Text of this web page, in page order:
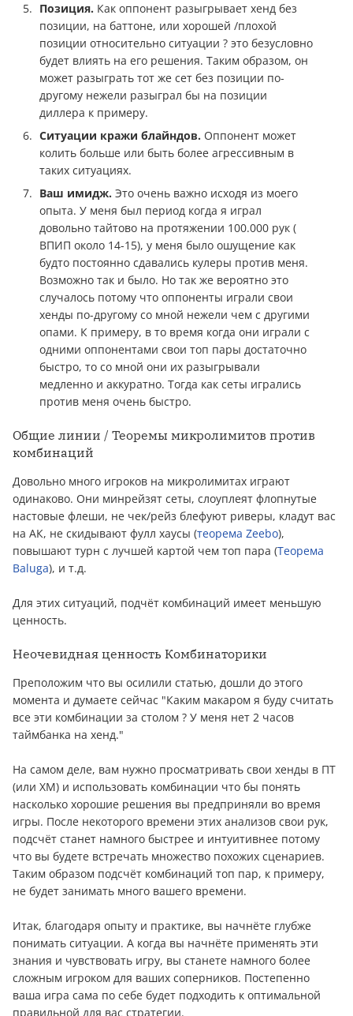
Позиция. Как оппонент разыгрывает хенд без
позиции, на баттоне, или хорошей /плохой
позиции относительно ситуации ? это безусловно
будет влиять на его решения. Таким образом, он
может разыграть тот же сет без позиции по-
другому нежели разыграл бы на позиции
диллера к примеру.
Ситуации кражи блайндов. Оппонент может
колить больше или быть более агрессивным в
таких ситуациях.
Ваш имидж. Это очень важно исходя из моего
опыта. У меня был период когда я играл
довольно тайтово на протяжении 100.000 рук (
ВПИП около 14-15), у меня было ошущение как
будто постоянно сдавались кулеры против меня.
Возможно так и было. Но так же вероятно это
случалось потому что оппоненты играли свои
хенды по-другому со мной нежели чем с другими
опами. К примеру, в то время когда они играли с
одними оппонентами свои топ пары достаточно
быстро, то со мной они их разыгрывали
медленно и аккуратно. Тогда как сеты игрались
против меня очень быстро.
Общие линии / Теоремы микролимитов против
комбинаций
Довольно много игроков на микролимитах играют
одинаково. Они минрейзят сеты, слоуплеят флопнутые
настовые флеши, не чек/рейз блефуют риверы, кладут вас
на АК, не скидывают фулл хаусы (теорема Zeebo),
повышают турн с лучшей картой чем топ пара (Теорема
Baluga), и т.д.
Для этих ситуаций, подчёт комбинаций имеет меньшую
ценность.
Неочевидная ценность Комбинаторики
Преположим что вы осилили статью, дошли до этого
момента и думаете сейчас "Каким макаром я буду считать
все эти комбинации за столом ? У меня нет 2 часов
таймбанка на хенд."
На самом деле, вам нужно просматривать свои хенды в ПТ
(или ХМ) и использовать комбинации что бы понять
насколько хорошие решения вы предприняли во время
игры. После некоторого времени этих анализов свои рук,
подсчёт станет намного быстрее и интуитивнее потому
что вы будете встречать множество похожих сценариев.
Таким образом подсчёт комбинаций топ пар, к примеру,
не будет занимать много вашего времени.
Итак, благодаря опыту и практике, вы начнёте глубже
понимать ситуации. А когда вы начнёте применять эти
знания и чувствовать игру, вы станете намного более
сложным игроком для ваших соперников. Постепенно
ваша игра сама по себе будет подходить к оптимальной
правильной для вас стратегии.